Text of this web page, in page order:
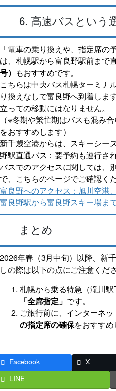
6. 高速バスという
「電車の乗り換えや、指定席
は、札幌駅から富良野駅前まで
号） もおすすめです。
こちらは中央バス札幌ターミナ
り換えなしで富良野へ到着しま
立っての移動にはなりません。
（※冬期や繁忙期はバスも混み
をおすすめします）
新千歳空港からは、スキーシー
野駅直通バス：要予約も運行さ
バスでのアクセスに関しては、
で、こちらのページでご確認くだ
富良野へのアクセス：旭川空港
富良野駅から富良野スキー場ま
まとめ
2026年春（3月中旬）以降、新
しの際は以下の点にご注意くださ
札幌から乗る特急（滝川
「全席指定」 です。
ご旅行前に、インターネ
の指定席の確保をおすすめ
Facebook X
LINE